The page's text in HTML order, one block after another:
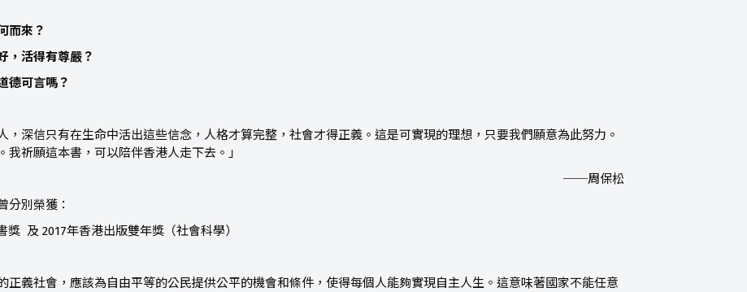
而來？
，活得有尊嚴？
德可言嗎？
，深信只有在生命中活出這些信念，人格才算完整，社會才得正義。這是可實現的理想，只要我們願意為此努力。
我祈願這本書，可以陪伴香港人走下去。」
──周保松
分別榮獲：
獎 及 2017年香港出版雙年獎（社會科學）
正義社會，應該為自由平等的公民提供公平的機會和條件，使得每個人能夠實現自主人生。這意味著國家不能任意